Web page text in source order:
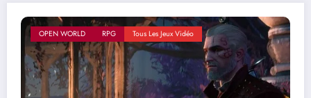
OPEN WORLD RPG Tous Les Jeux Vidéo